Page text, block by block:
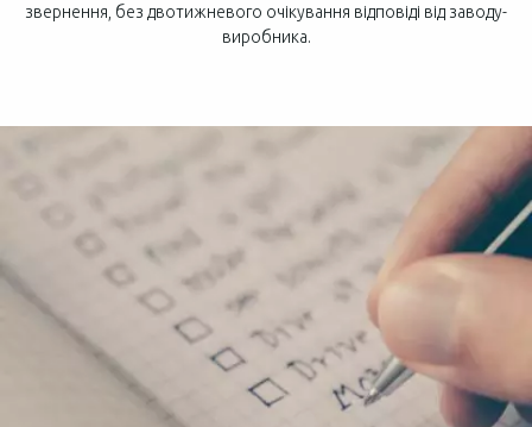
звернення, без двотижневого очікування відповіді від заводу-
виробника.